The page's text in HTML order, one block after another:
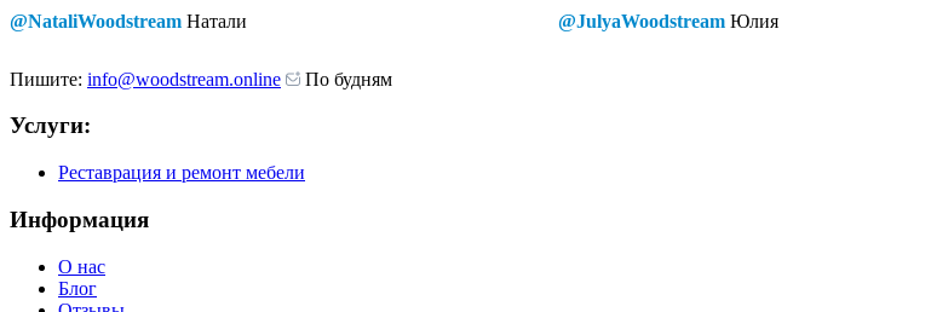
@NataliWoodstream Натали @JulyaWoodstream Юлия
Пишите: info@woodstream.online По будням
Услуги:
Реставрация и ремонт мебели
Информация
О нас
Блог